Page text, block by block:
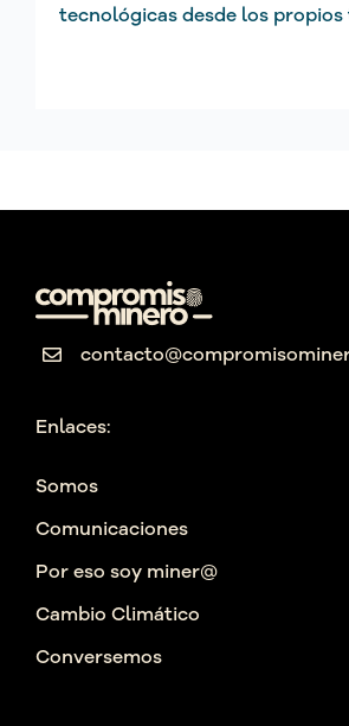
tecnológicas desde los
Enlaces:
Somos
Comunicaciones
Por eso soy miner@
Cambio Climático
Conversemos